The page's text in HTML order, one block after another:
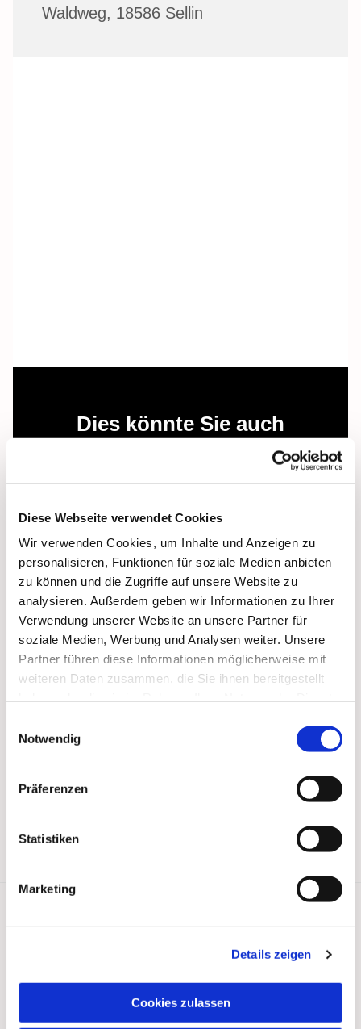
Diese Webseite verwendet Cookies
Wir verwenden Cookies, um Inhalte und Anzeigen zu
personalisieren, Funktionen für soziale Medien anbieten
zu können und die Zugriffe auf unsere Website zu
analysieren. Außerdem geben wir Informationen zu Ihrer
Verwendung unserer Website an unsere Partner für
soziale Medien, Werbung und Analysen weiter. Unsere
Partner führen diese Informationen möglicherweise mit
weiteren Daten zusammen, die Sie ihnen bereitgestellt
Notwendig
Präferenzen
Statistiken
Marketing
Details zeigen
Cookies zulassen
Waldweg, 18586 Sellin
Dies könnte Sie auch
interessieren